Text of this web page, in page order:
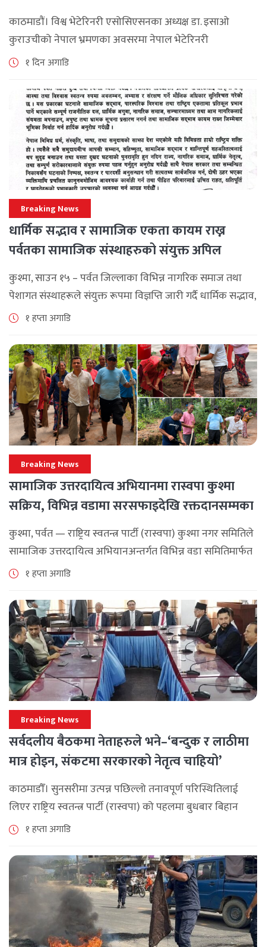
समझदारी
काठमाडौं। विश्व भेटेरिनरी एसोसिएसनका अध्यक्ष डा. इसाओ
कुराउचीको नेपाल भ्रमणका अवसरमा नेपाल भेटेरिनरी
एसोसिएसनले अन्तर्राष्ट्रिय सहकार्यलाई नयाँ उचाइमा पुर्‍याउँदै
जनाएको छ। भ्रमणका क्रममा विश्व [...]
१ दिन अगाडि
Breaking News
धार्मिक सद्भाव र सामाजिक एकता कायम राख्न
पर्वतका सामाजिक संस्थाहरुको संयुक्त अपिल
कुश्मा, साउन १५ – पर्वत जिल्लाका विभिन्न नागरिक समाज तथा
पेशागत संस्थाहरूले संयुक्त रूपमा विज्ञप्ति जारी गर्दै धार्मिक सद्भाव,
सामाजिक एकता र कानुनी शासन कायम राख्न सबै पक्षलाई संयमता
१ हप्ता अगाडि
Breaking News
सामाजिक उत्तरदायित्व अभियानमा रास्वपा कुश्मा
सक्रिय, विभिन्न वडामा सरसफाइदेखि रक्तदानसम्मका
कार्यक्रम
कुश्मा, पर्वत — राष्ट्रिय स्वतन्त्र पार्टी (रास्वपा) कुश्मा नगर समितिले
सामाजिक उत्तरदायित्व अभियानअन्तर्गत विभिन्न वडा समितिमार्फत
समुदाय केन्द्रित र सेवामूलक कार्यक्रम सञ्चालन गरिरहेको जनाएको
१ हप्ता अगाडि
Breaking News
सर्वदलीय बैठकमा नेताहरुले भने–‘बन्दुक र लाठीमा
मात्र होइन, संकटमा सरकारको नेतृत्व चाहियो’
काठमाडौँ। सुनसरीमा उत्पन्न पछिल्लो तनावपूर्ण परिस्थितिलाई
लिएर राष्ट्रिय स्वतन्त्र पार्टी (रास्वपा) को पहलमा बुधबार बिहान
सिंहदरबारमा सर्वदलीय बैठक जारी छ। रास्वपाका सभापति रवि
१ हप्ता अगाडि